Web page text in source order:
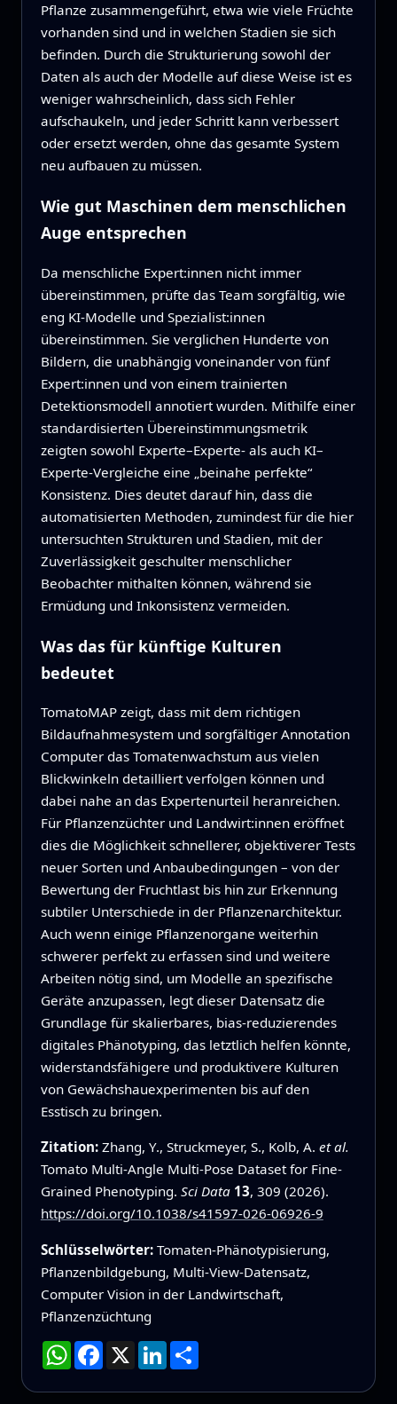
Pflanze zusammengeführt, etwa wie viele Früchte
vorhanden sind und in welchen Stadien sie sich
befinden. Durch die Strukturierung sowohl der
Daten als auch der Modelle auf diese Weise ist es
weniger wahrscheinlich, dass sich Fehler
aufschaukeln, und jeder Schritt kann verbessert
oder ersetzt werden, ohne das gesamte System
neu aufbauen zu müssen.
Wie gut Maschinen dem menschlichen
Auge entsprechen
Da menschliche Expert:innen nicht immer
übereinstimmen, prüfte das Team sorgfältig, wie
eng KI-Modelle und Spezialist:innen
übereinstimmen. Sie verglichen Hunderte von
Bildern, die unabhängig voneinander von fünf
Expert:innen und von einem trainierten
Detektionsmodell annotiert wurden. Mithilfe einer
standardisierten Übereinstimmungsmetrik
zeigten sowohl Experte–Experte- als auch KI–
Experte-Vergleiche eine „beinahe perfekte“
Konsistenz. Dies deutet darauf hin, dass die
automatisierten Methoden, zumindest für die hier
untersuchten Strukturen und Stadien, mit der
Zuverlässigkeit geschulter menschlicher
Beobachter mithalten können, während sie
Ermüdung und Inkonsistenz vermeiden.
Was das für künftige Kulturen
bedeutet
TomatoMAP zeigt, dass mit dem richtigen
Bildaufnahmesystem und sorgfältiger Annotation
Computer das Tomatenwachstum aus vielen
Blickwinkeln detailliert verfolgen können und
dabei nahe an das Expertenurteil heranreichen.
Für Pflanzenzüchter und Landwirt:innen eröffnet
dies die Möglichkeit schnellerer, objektiverer Tests
neuer Sorten und Anbaubedingungen – von der
Bewertung der Fruchtlast bis hin zur Erkennung
subtiler Unterschiede in der Pflanzenarchitektur.
Auch wenn einige Pflanzenorgane weiterhin
schwerer perfekt zu erfassen sind und weitere
Arbeiten nötig sind, um Modelle an spezifische
Geräte anzupassen, legt dieser Datensatz die
Grundlage für skalierbares, bias-reduzierendes
digitales Phänotyping, das letztlich helfen könnte,
widerstandsfähigere und produktivere Kulturen
von Gewächshauexperimenten bis auf den
Esstisch zu bringen.
Zitation: Zhang, Y., Struckmeyer, S., Kolb, A. et al.
Tomato Multi-Angle Multi-Pose Dataset for Fine-
Grained Phenotyping. Sci Data 13, 309 (2026).
https://doi.org/10.1038/s41597-026-06926-9
Schlüsselwörter: Tomaten-Phänotypisierung,
Pflanzenbildgebung, Multi-View-Datensatz,
Computer Vision in der Landwirtschaft,
Pflanzenzüchtung
WhatsApp
Facebook
X LinkedInTeilen